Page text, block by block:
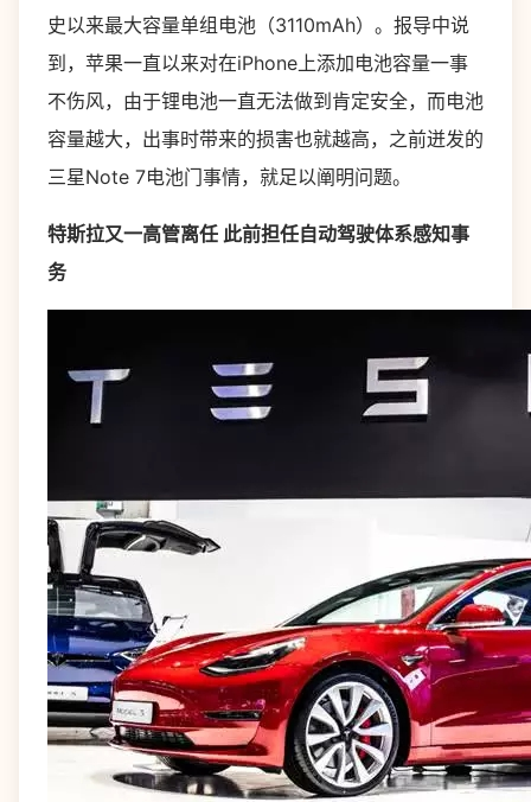
史以来最大容量单组电池（3110mAh）。报导中说
到，苹果一直以来对在iPhone上添加电池容量一事
不伤风，由于锂电池一直无法做到肯定安全，而电池
容量越大，出事时带来的损害也就越高，之前迸发的
三星Note 7电池门事情，就足以阐明问题。
特斯拉又一高管离任 此前担任自动驾驶体系感知事
务